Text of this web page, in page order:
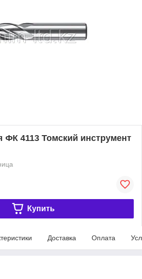
ФК 4113 Томский инструмент
Купить
Доставка Оплата